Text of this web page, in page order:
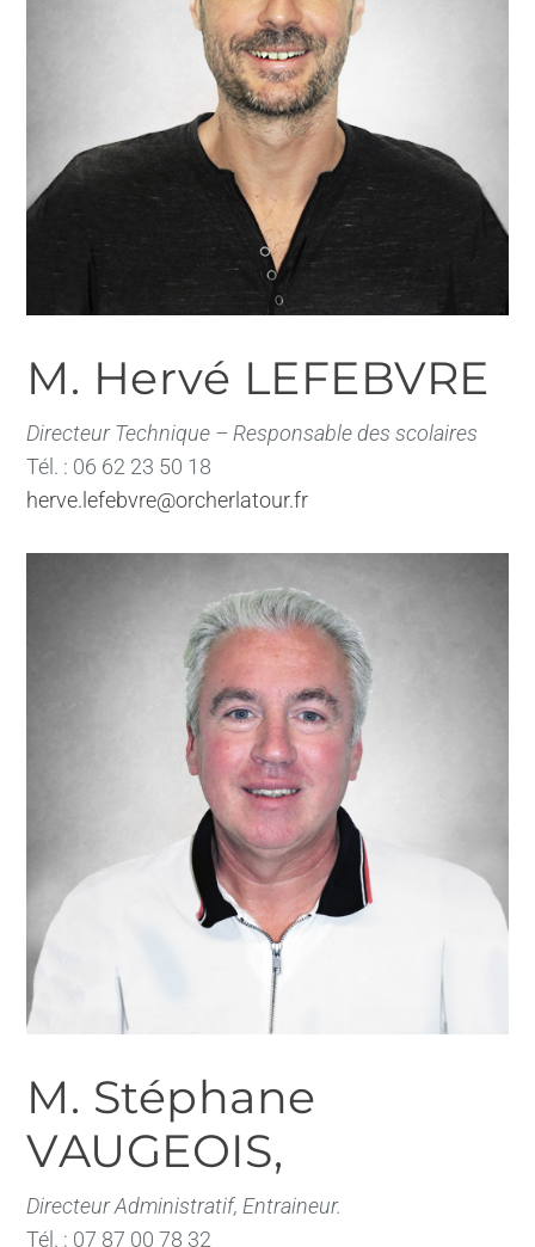
M. Hervé LEFEBVRE
Directeur Technique – Responsable des scolaires
Tél. : 06 62 23 50 18
herve.lefebvre@orcherlatour.fr
M. Stéphane
VAUGEOIS,
Directeur Administratif, Entraineur.
Tél. : 07 87 00 78 32